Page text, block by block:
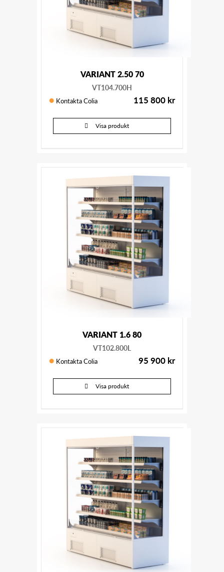
VARIANT 2.50 70
VT104.700H
Kontakta Colia 115 800 kr
Visa produkt
VARIANT 1.6 80
VT102.800L
Kontakta Colia 95 900 kr
Visa produkt